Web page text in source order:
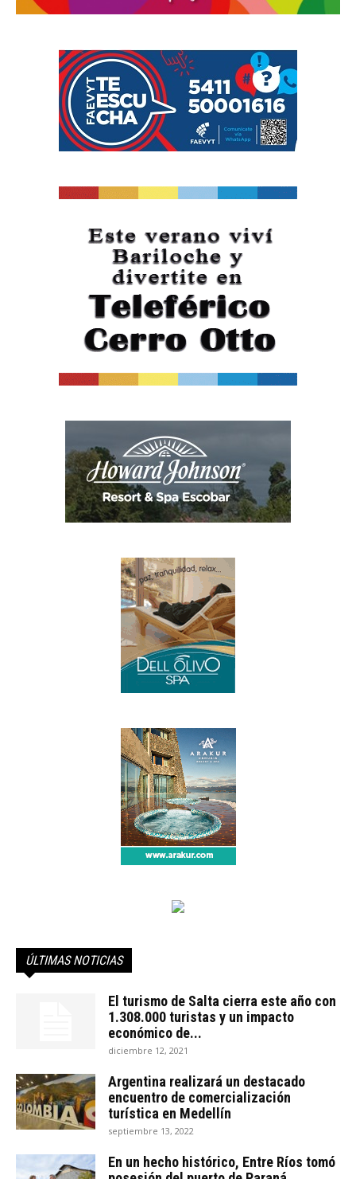
ÚLTIMAS NOTICIAS
El turismo de Salta cierra este año con
1.308.000 turistas y un impacto
económico de...
diciembre 12, 2021
Argentina realizará un destacado
encuentro de comercialización
turística en Medellín
septiembre 13, 2022
En un hecho histórico, Entre Ríos tomó